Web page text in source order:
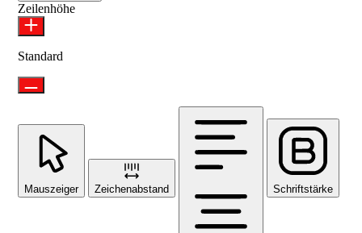
Zeilenhöhe
Standard
Mauszeiger Zeichenabstand Schriftstärke